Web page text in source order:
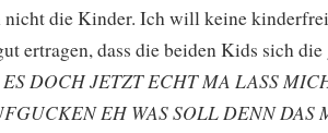
nicht die Kinder. Ich will keine
ertragen, dass die beiden Kids sich
DOCH JETZT ECHT MA LASS
EH WAS SOLL DENN DAS